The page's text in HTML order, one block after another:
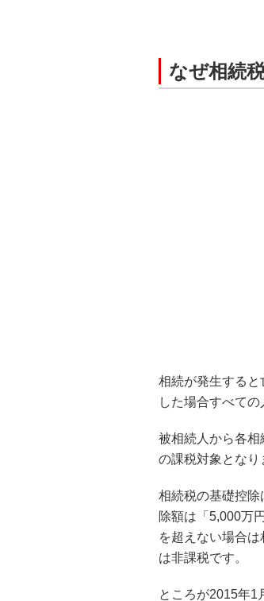
なぜ相続
相続が発生する
した場合すべて
被相続人から各
の課税対象となり
相続税の基礎控
除額は「5,000万
を超えない場合
は非課税です。
ところが2015年1